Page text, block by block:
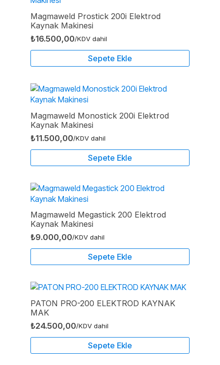
Magmaweld Prostick 200i Elektrod
Kaynak Makinesi
₺16.500,00/KDV dahil
Sepete Ekle
Magmaweld Monostick 200i Elektrod
Kaynak Makinesi
₺11.500,00/KDV dahil
Sepete Ekle
Magmaweld Megastick 200 Elektrod
Kaynak Makinesi
₺9.000,00/KDV dahil
Sepete Ekle
PATON PRO-200 ELEKTROD KAYNAK
MAK
₺24.500,00/KDV dahil
Sepete Ekle